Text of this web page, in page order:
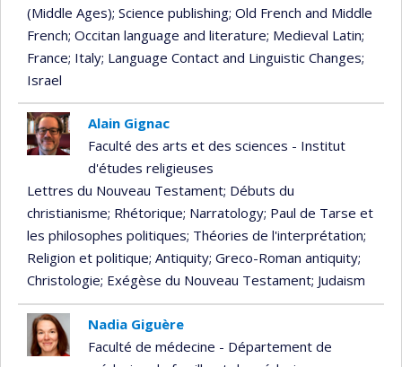
(Middle Ages); Science publishing; Old French and Middle
French; Occitan language and literature; Medieval Latin;
France; Italy; Language Contact and Linguistic Changes;
Israel
Alain Gignac
Faculté des arts et des sciences - Institut
d'études religieuses
Lettres du Nouveau Testament; Débuts du
christianisme; Rhétorique; Narratology; Paul de Tarse et
les philosophes politiques; Théories de l'interprétation;
Religion et politique; Antiquity; Greco-Roman antiquity;
Christologie; Exégèse du Nouveau Testament; Judaism
Nadia Giguère
Faculté de médecine - Département de